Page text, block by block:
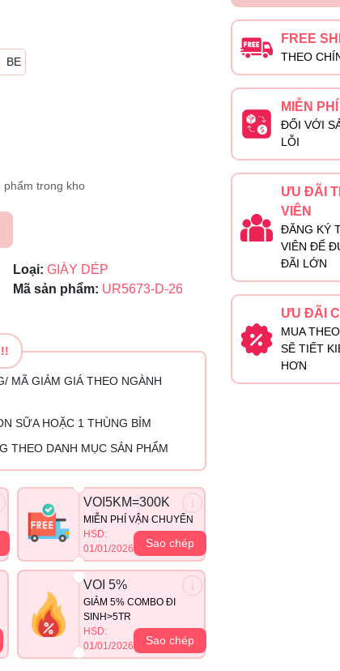
BE
phẩm trong kho
Loại: GIÀY DÉP
Mã sản phẩm: UR5673-D-26
MÃ GIẢM GIÁ THEO NGÀNH
SỮA HOẶC 1 THÙNG BỈM
THEO DANH MỤC SẢN PHẨM
VOI5KM=300K
MIỄN PHÍ VẬN CHUYỂN
HSD:
01/01/2026
Sao chép
VOI 5%
GIẢM 5% COMBO ĐI
SINH>5TR
HSD:
01/01/2026
Sao chép
FREE
THEO
MIỄN
ĐỐI VỚI
LỖI
ƯU ĐÃI
VIÊN
ĐĂNG KÝ
VIÊN ĐỂ
ĐÃI LỚN
ƯU ĐÃI
MUA
SẼ TIẾT
HƠN